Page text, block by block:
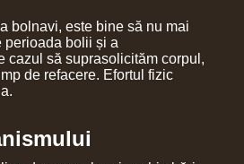
bolnavi, este bine să nu mai
perioada bolii și a
cazul să suprasolicităm corpul,
de refacere. Efortul fizic